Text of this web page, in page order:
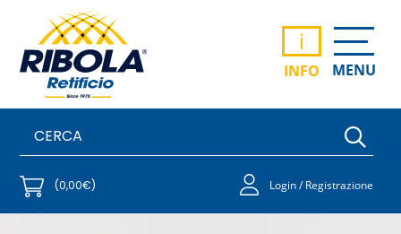
i
INFO MENU
(0,00€) Login / Registrazione